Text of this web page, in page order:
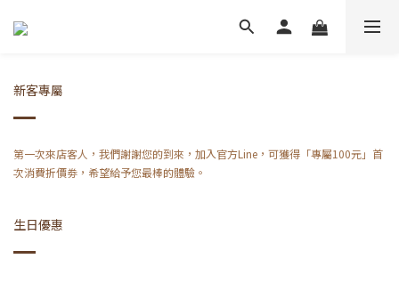
新客專屬
第一次來店客人，我們謝謝您的到來，加入官方Line，可獲得​「專屬100元」首
次消費折價劵，希望給予您最棒的體驗。
生日優惠